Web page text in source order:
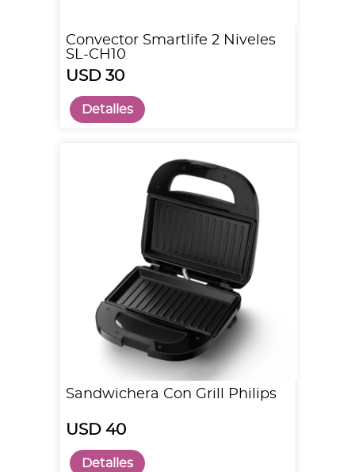
Convector Smartlife 2 Niveles
SL-CH10
USD 30
Detalles
Sandwichera Con Grill Philips
USD 40
Detalles